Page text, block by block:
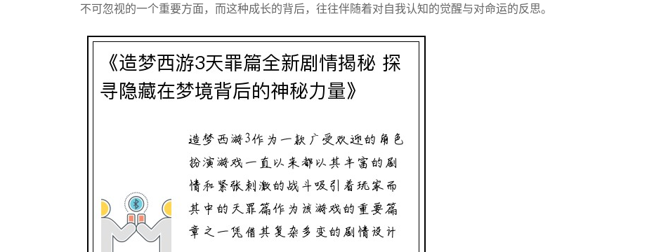
不可忽视的一个重要方面，而这种成长的背后，往往伴随着对自我认知的觉醒与对命运的反思。